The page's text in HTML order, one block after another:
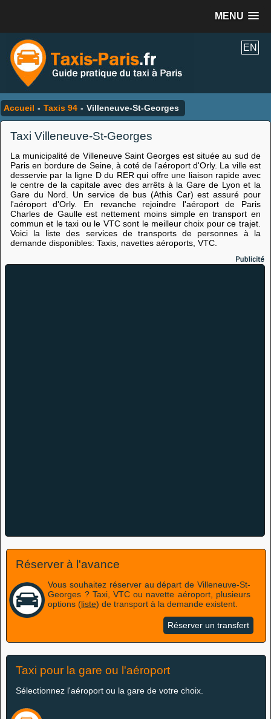
MENU
EN
Accueil - Taxis 94 - Villeneuve-St-Georges
Taxi Villeneuve-St-Georges
La municipalité de Villeneuve Saint Georges est située au sud de
Paris en bordure de Seine, à coté de l'aéroport d'Orly. La ville est
desservie par la ligne D du RER qui offre une liaison rapide avec
le centre de la capitale avec des arrêts à la Gare de Lyon et la
Gare du Nord. Un service de bus (Athis Car) est assuré pour
l'aéroport d'Orly. En revanche rejoindre l'aéroport de Paris
Charles de Gaulle est nettement moins simple en transport en
commun et le taxi ou le VTC sont le meilleur choix pour ce trajet.
Voici la liste des services de transports de personnes à la
demande disponibles: Taxis, navettes aéroports, VTC.
Réserver à l'avance
Vous souhaitez réserver au départ de Villeneuve-St-
Georges ? Taxi, VTC ou navette aéroport, plusieurs
options (liste) de transport à la demande existent.
Réserver un transfert
Taxi pour la gare ou l'aéroport
Sélectionnez l'aéroport ou la gare de votre choix.